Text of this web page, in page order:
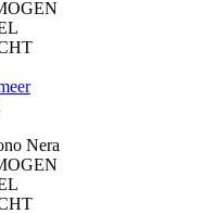
Nera